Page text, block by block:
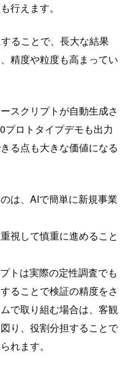
行えます。
ることで、長大な結果
精度や粒度も高まってい
スクリプトが自動生成さ
ロトタイプデモも出力
る点も大きな価値になる
は、AIで簡単に新規事業
視して慎重に進めること
トは実際の定性調査でも
ることで検証の精度をさ
で取り組む場合は、客観
り、役割分担することで
れます。